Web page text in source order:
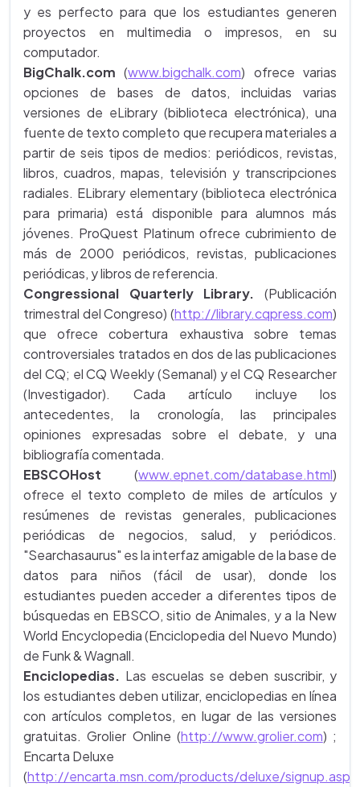
y es perfecto para que los estudiantes generen
proyectos en multimedia o impresos, en su
computador.
BigChalk.com (www.bigchalk.com) ofrece varias
opciones de bases de datos, incluidas varias
versiones de eLibrary (biblioteca electrónica), una
fuente de texto completo que recupera materiales a
partir de seis tipos de medios: periódicos, revistas,
libros, cuadros, mapas, televisión y transcripciones
radiales. ELibrary elementary (biblioteca electrónica
para primaria) está disponible para alumnos más
jóvenes. ProQuest Platinum ofrece cubrimiento de
más de 2000 periódicos, revistas, publicaciones
periódicas, y libros de referencia.
Congressional Quarterly Library. (Publicación
trimestral del Congreso) (http://library.cqpress.com)
que ofrece cobertura exhaustiva sobre temas
controversiales tratados en dos de las publicaciones
del CQ; el CQ Weekly (Semanal) y el CQ Researcher
(Investigador). Cada artículo incluye los
antecedentes, la cronología, las principales
opiniones expresadas sobre el debate, y una
bibliografía comentada.
EBSCOHost (www.epnet.com/database.html)
ofrece el texto completo de miles de artículos y
resúmenes de revistas generales, publicaciones
periódicas de negocios, salud, y periódicos.
"Searchasaurus" es la interfaz amigable de la base de
datos para niños (fácil de usar), donde los
estudiantes pueden acceder a diferentes tipos de
búsquedas en EBSCO, sitio de Animales, y a la New
World Encyclopedia (Enciclopedia del Nuevo Mundo)
de Funk & Wagnall.
Enciclopedias. Las escuelas se deben suscribir, y
los estudiantes deben utilizar, enciclopedias en línea
con artículos completos, en lugar de las versiones
gratuitas. Grolier Online (http://www.grolier.com) ;
Encarta Deluxe
(http://encarta.msn.com/products/deluxe/signup.asp